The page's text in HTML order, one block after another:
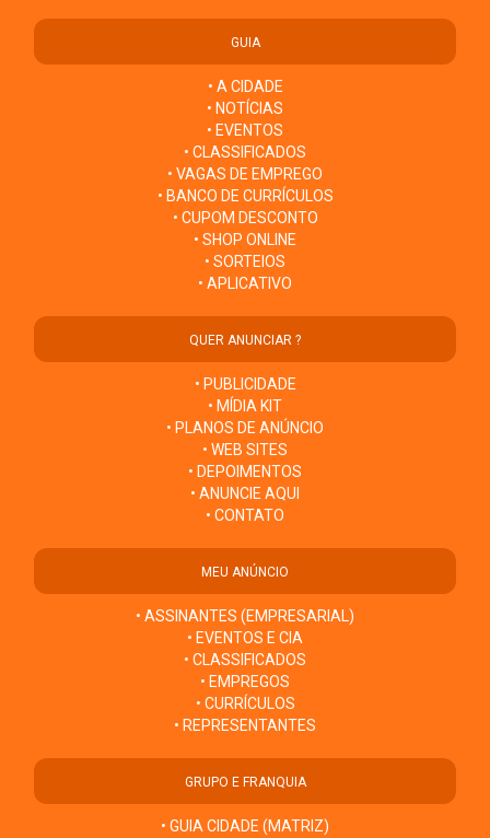
GUIA
• A CIDADE
• NOTÍCIAS
• EVENTOS
• CLASSIFICADOS
• VAGAS DE EMPREGO
• BANCO DE CURRÍCULOS
• CUPOM DESCONTO
• SHOP ONLINE
• SORTEIOS
• APLICATIVO
QUER ANUNCIAR ?
• PUBLICIDADE
• MÍDIA KIT
• PLANOS DE ANÚNCIO
• WEB SITES
• DEPOIMENTOS
• ANUNCIE AQUI
• CONTATO
MEU ANÚNCIO
• ASSINANTES (EMPRESARIAL)
• EVENTOS E CIA
• CLASSIFICADOS
• EMPREGOS
• CURRÍCULOS
• REPRESENTANTES
GRUPO E FRANQUIA
• GUIA CIDADE (MATRIZ)